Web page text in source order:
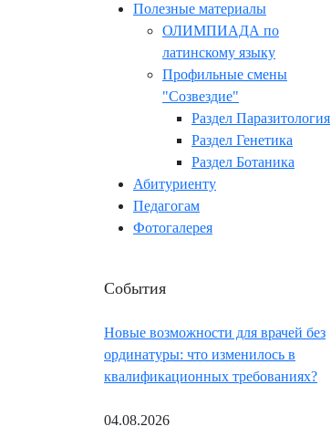
Полезные материалы
ОЛИМПИАДА по
латинскому языку
Профильные смены
"Созвездие"
Раздел Паразитология
Раздел Генетика
Раздел Ботаника
Абитуриенту
Педагогам
Фотогалерея
События
Новые возможности для врачей без
ординатуры: что изменилось в
квалификационных требованиях?
04.08.2026